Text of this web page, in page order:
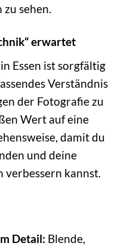
sehen.
erwartet
Essen ist sorgfältig
Verständnis
der Fotografie zu
Wert auf eine
damit du
und deine
kannst.
Detail: Blende,